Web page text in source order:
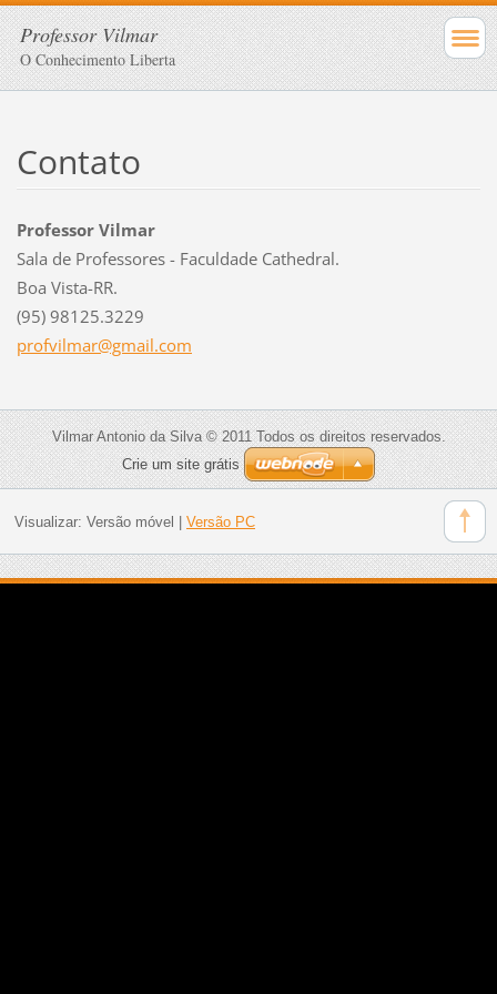
Professor Vilmar
O Conhecimento Liberta
Contato
Professor Vilmar
Sala de Professores - Faculdade Cathedral.
Boa Vista-RR.
(95) 98125.3229
profvilmar@gmail.com
Vilmar Antonio da Silva © 2011 Todos os direitos reservados.
Crie um site grátis
Visualizar: Versão móvel Versão PC